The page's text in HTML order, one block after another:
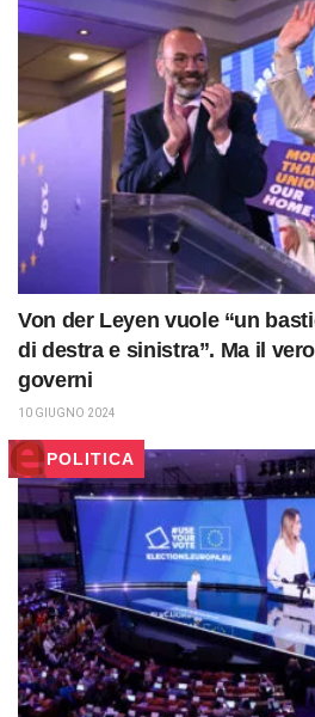
Von der Leyen vuole “un
di destra e sinistra”. Ma il
governi
10 GIUGNO 2024
POLITICA